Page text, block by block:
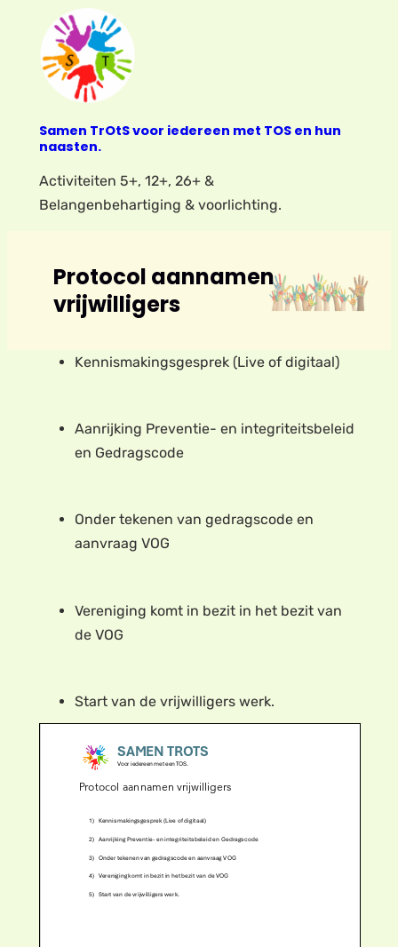
Samen TrOtS voor iedereen met TOS en hun
naasten.
Activiteiten 5+, 12+, 26+ &
Belangenbehartiging & voorlichting.
Protocol aannamen
vrijwilligers
Kennismakingsgesprek (Live of digitaal)
Aanrijking Preventie- en integriteitsbeleid
en Gedragscode
Onder tekenen van gedragscode en
aanvraag VOG
Vereniging komt in bezit in het bezit van
de VOG
Start van de vrijwilligers werk.